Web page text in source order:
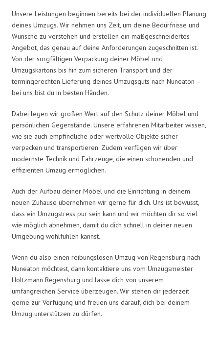
Unsere Leistungen beginnen bereits bei der individuellen Planung
deines Umzugs. Wir nehmen uns Zeit, um deine Bedürfnisse und
Wünsche zu verstehen und erstellen ein maßgeschneidertes
Angebot, das genau auf deine Anforderungen zugeschnitten ist.
Von der sorgfältigen Verpackung deiner Möbel und
Umzugskartons bis hin zum sicheren Transport und der
termingerechten Lieferung deines Umzugsguts nach Nuneaton –
bei uns bist du in besten Händen.
Dabei legen wir großen Wert auf den Schutz deiner Möbel und
persönlichen Gegenstände. Unsere erfahrenen Mitarbeiter wissen,
wie sie auch empfindliche oder wertvolle Objekte sicher
verpacken und transportieren. Zudem verfügen wir über
modernste Technik und Fahrzeuge, die einen schonenden und
effizienten Umzug ermöglichen.
Auch der Aufbau deiner Möbel und die Einrichtung in deinem
neuen Zuhause übernehmen wir gerne für dich. Uns ist bewusst,
dass ein Umzugstress pur sein kann und wir möchten dir so viel
wie möglich abnehmen, damit du dich schnell in deiner neuen
Umgebung wohlfühlen kannst.
Wenn du also einen reibungslosen Umzug von Regensburg nach
Nuneaton möchtest, dann kontaktiere uns vom Umzugsmeister
Holtzmann Regensburg und lasse dich von unserem
umfangreichen Service überzeugen. Wir stehen dir jederzeit
gerne zur Verfügung und freuen uns darauf, dich bei deinem
Umzug unterstützen zu dürfen.